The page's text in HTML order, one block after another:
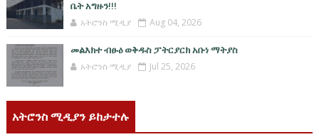
ቤት አግዙን!!!
አትሮንስ ሚዲያ Aug 04, 2026
መልእክተ ብፁዕ ወቅዱስ ፓትርያርክ አቡነ ማትያስ
አትሮንስ ሚዲያ Jul 25, 2026
አትሮንስ ሚዲያን ይከታተሉ